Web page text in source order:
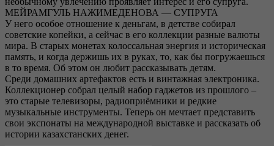
МЕЙРАМГУЛЬ НАЖИМЕДЕНОВА — СУПРУГА
У него особое отношение к деньгам, в детстве собирал
советские копейки, а сейчас в его коллекции разные валюты
мира. В старых монетах колоссальная энергия и историческая
память, и когда держишь их в руках, то, как бы погружаешься
в то время. Об этом он любит рассказывать детям.
Среди домашних артефактов есть и винтажная электроника.
Коллекционер собрал целый набор гаджетов из прошлого –
это старые телевизоры, радиоприёмники и редкие
музыкальные инструменты. Теперь он мечтает представить
свои экспонаты на международной выставке и рассказать об
истории казахстанских денег.